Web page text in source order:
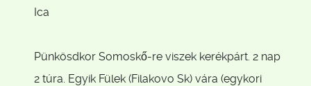
Ica
Pünkösdkor Somoskő-re viszek kerékpárt. 2 nap
2 túra. Egyik Fülek (Filakovo Sk) vára (egykori